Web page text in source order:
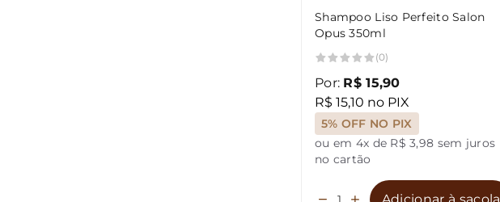
Shampoo Liso Perfeito Salon
Opus 350ml
(0)
Por: R$ 15,90
R$ 15,10 no PIX
5% OFF NO PIX
ou em 4x de R$ 3,98 sem juros
no cartão